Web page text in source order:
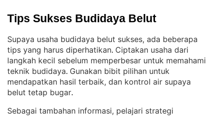
Tips Sukses Budidaya Belut
Supaya usaha budidaya belut sukses, ada beberapa
tips yang harus diperhatikan. Ciptakan usaha dari
langkah kecil sebelum memperbesar untuk memahami
teknik budidaya. Gunakan bibit pilihan untuk
mendapatkan hasil terbaik, dan kontrol air supaya
belut tetap bugar.
Sebagai tambahan informasi, pelajari strategi